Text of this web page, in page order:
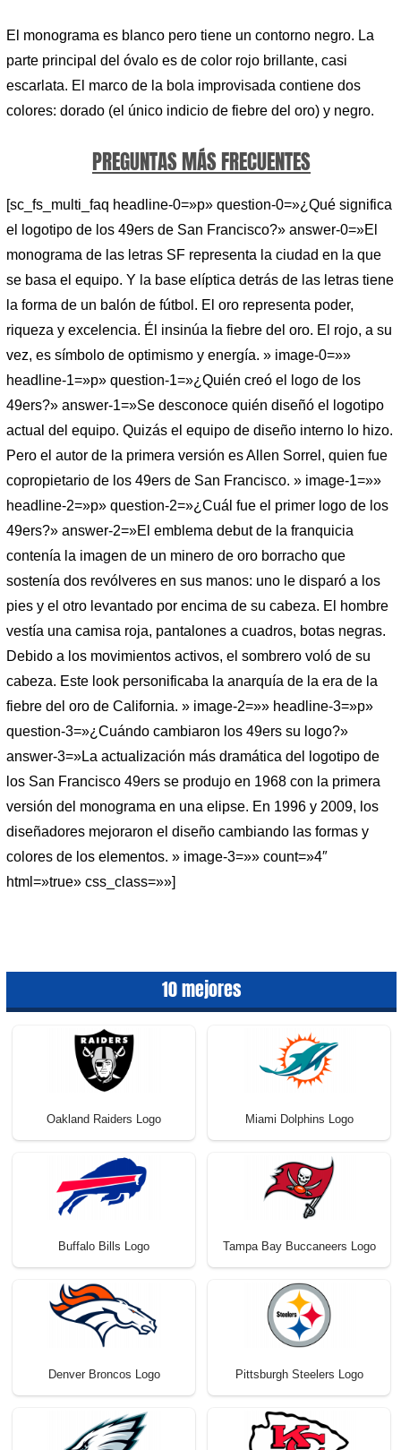
El monograma es blanco pero tiene un contorno negro. La
parte principal del óvalo es de color rojo brillante, casi
escarlata. El marco de la bola improvisada contiene dos
colores: dorado (el único indicio de fiebre del oro) y negro.
PREGUNTAS MÁS FRECUENTES
[sc_fs_multi_faq headline-0=»p» question-0=»¿Qué significa
el logotipo de los 49ers de San Francisco?» answer-0=»El
monograma de las letras SF representa la ciudad en la que
se basa el equipo. Y la base elíptica detrás de las letras tiene
la forma de un balón de fútbol. El oro representa poder,
riqueza y excelencia. Él insinúa la fiebre del oro. El rojo, a su
vez, es símbolo de optimismo y energía. » image-0=»»
headline-1=»p» question-1=»¿Quién creó el logo de los
49ers?» answer-1=»Se desconoce quién diseñó el logotipo
actual del equipo. Quizás el equipo de diseño interno lo hizo.
Pero el autor de la primera versión es Allen Sorrel, quien fue
copropietario de los 49ers de San Francisco. » image-1=»»
headline-2=»p» question-2=»¿Cuál fue el primer logo de los
49ers?» answer-2=»El emblema debut de la franquicia
contenía la imagen de un minero de oro borracho que
sostenía dos revólveres en sus manos: uno le disparó a los
pies y el otro levantado por encima de su cabeza. El hombre
vestía una camisa roja, pantalones a cuadros, botas negras.
Debido a los movimientos activos, el sombrero voló de su
cabeza. Este look personificaba la anarquía de la era de la
fiebre del oro de California. » image-2=»» headline-3=»p»
question-3=»¿Cuándo cambiaron los 49ers su logo?»
answer-3=»La actualización más dramática del logotipo de
los San Francisco 49ers se produjo en 1968 con la primera
versión del monograma en una elipse. En 1996 y 2009, los
diseñadores mejoraron el diseño cambiando las formas y
colores de los elementos. » image-3=»» count=»4″
html=»true» css_class=»»]
10 mejores
Oakland Raiders Logo Miami Dolphins Logo
Buffalo Bills Logo Tampa Bay Buccaneers Logo
Denver Broncos Logo Pittsburgh Steelers Logo